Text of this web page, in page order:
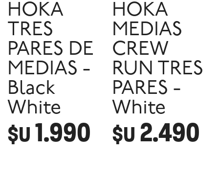
HOKA
TRES
PARES DE
MEDIAS -
Black
White
$U 1.990
HOKA
MEDIAS
CREW
RUN TRES
PARES -
White
$U 2.490